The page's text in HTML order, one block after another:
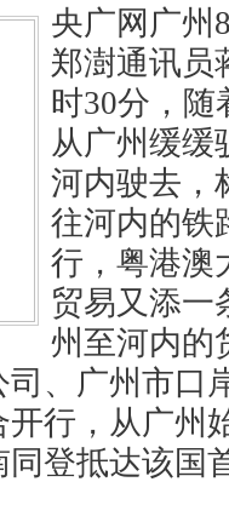
央广网广州
郑澍通讯员
时30分，随
从广州缓缓
河内驶去，
往河内的铁
行，粤港澳
贸易又添一
州至河内的
、广州市口
开行，从广州
登抵达该国